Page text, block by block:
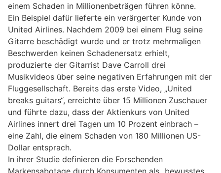
einem Schaden in Millionenbeträgen führen könne.
Ein Beispiel dafür lieferte ein verärgerter Kunde von
United Airlines. Nachdem 2009 bei einem Flug seine
Gitarre beschädigt wurde und er trotz mehrmaligen
Beschwerden keinen Schadenersatz erhielt,
produzierte der Gitarrist Dave Carroll drei
Musikvideos über seine negativen Erfahrungen mit der
Fluggesellschaft. Bereits das erste Video, „United
breaks guitars“, erreichte über 15 Millionen Zuschauer
und führte dazu, dass der Aktienkurs von United
Airlines innert drei Tagen um 10 Prozent einbrach –
eine Zahl, die einem Schaden von 180 Millionen US-
Dollar entsprach.
In ihrer Studie definieren die Forschenden
Markensabotage durch Konsumenten als „bewusstes